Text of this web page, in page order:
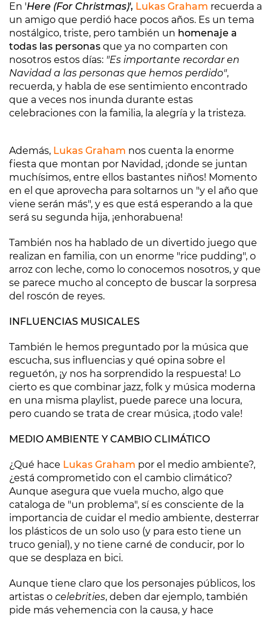
En 'Here (For Christmas)', Lukas Graham recuerda a
un amigo que perdió hace pocos años. Es un tema
nostálgico, triste, pero también un homenaje a
todas las personas que ya no comparten con
nosotros estos días: "Es importante recordar en
Navidad a las personas que hemos perdido",
recuerda, y habla de ese sentimiento encontrado
que a veces nos inunda durante estas
celebraciones con la familia, la alegría y la tristeza.
Además, Lukas Graham nos cuenta la enorme
fiesta que montan por Navidad, ¡donde se juntan
muchísimos, entre ellos bastantes niños! Momento
en el que aprovecha para soltarnos un "y el año que
viene serán más", y es que está esperando a la que
será su segunda hija, ¡enhorabuena!
También nos ha hablado de un divertido juego que
realizan en familia, con un enorme "rice pudding", o
arroz con leche, como lo conocemos nosotros, y que
se parece mucho al concepto de buscar la sorpresa
del roscón de reyes.
INFLUENCIAS MUSICALES
También le hemos preguntado por la música que
escucha, sus influencias y qué opina sobre el
reguetón, ¡y nos ha sorprendido la respuesta! Lo
cierto es que combinar jazz, folk y música moderna
en una misma playlist, puede parece una locura,
pero cuando se trata de crear música, ¡todo vale!
MEDIO AMBIENTE Y CAMBIO CLIMÁTICO
¿Qué hace Lukas Graham por el medio ambiente?,
¿está comprometido con el cambio climático?
Aunque asegura que vuela mucho, algo que
cataloga de "un problema", sí es consciente de la
importancia de cuidar el medio ambiente, desterrar
los plásticos de un solo uso (y para esto tiene un
truco genial), y no tiene carné de conducir, por lo
que se desplaza en bici.
Aunque tiene claro que los personajes públicos, los
artistas o celebrities, deben dar ejemplo, también
pide más vehemencia con la causa, y hace